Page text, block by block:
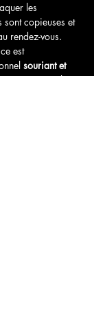
les
sont copieuses et
rendez-vous.
est
souriant et
encore plus